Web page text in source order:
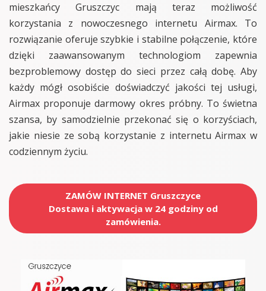
mieszkańcy Gruszczyc mają teraz możliwość
korzystania z nowoczesnego internetu Airmax. To
rozwiązanie oferuje szybkie i stabilne połączenie, które
dzięki zaawansowanym technologiom zapewnia
bezproblemowy dostęp do sieci przez całą dobę. Aby
każdy mógł osobiście doświadczyć jakości tej usługi,
Airmax proponuje darmowy okres próbny. To świetna
szansa, by samodzielnie przekonać się o korzyściach,
jakie niesie ze sobą korzystanie z internetu Airmax w
codziennym życiu.
ZAMÓW INTERNET Gruszczyce
Dostawa i aktywacja w 24 godziny od
zamówienia.